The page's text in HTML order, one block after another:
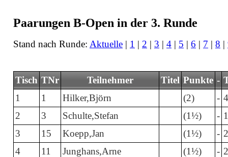
Paarungen B-Open in der 3. Runde
Stand nach Runde: Aktuelle | 1 | 2 | 3 | 4 | 5 | 6 | 7 | 8 |
Tisch TNr Teilnehmer Titel Punkte -
1
1 Hilker,Björn (2) - 4
2
3 Schulte,Stefan (1½) -
3
15 Koepp,Jan (1½) - 2
4
11 Junghans,Arne (1½) -